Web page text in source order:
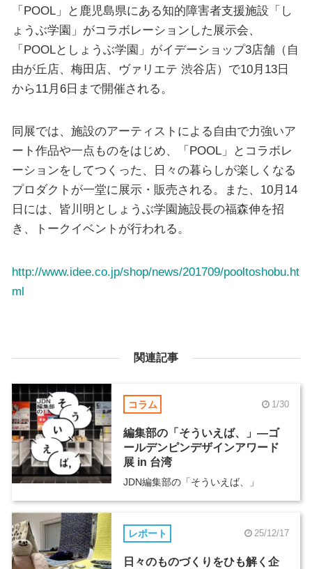
「POOL」と鹿児島県にある知的障害者支援施設「し
ょうぶ学園」がコラボレーションした展示会、
「POOLとしょうぶ学園」がイデーショップ3店舗（自
由が丘店、梅田店、ヴァリエテ 渋谷店）で10月13日
から11月6日まで開催される。
同展では、施設のアーティストによる自由で力強いア
ート作品や一点ものをはじめ、「POOL」とコラボレ
ーションをしてつくった、日々の暮らしが楽しくなる
プロダクトが一堂に展示・販売される。また、10月14
日には、皆川明としょうぶ学園施設長の福森伸を招
き、トークイベントが行われる。
http://www.idee.co.jp/shop/news/201709/pooltoshobu.ht
ml
関連記事
コラム 1/30
編集部の「そういえば、」―ゴ
ールデンピンデザインアワード
展 in 台湾
JDN編集部の「そういえば、」
レポート 25/12/17
日々のものづくりをひも解く企